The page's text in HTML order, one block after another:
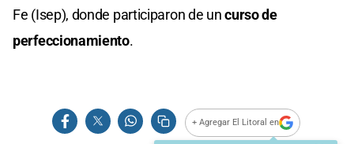
Fe (Isep), donde participaron de uncurso de
perfeccionamiento.
+ Agregar El Litoral en